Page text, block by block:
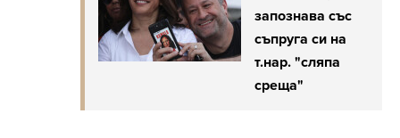
запознава със
съпруга си на
т.нар. "сляпа
среща"